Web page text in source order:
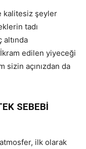
kalitesiz şeyler
tadı
altında
edilen yiyeceği
sizin açınızdan da
SEBEBİ
ilk olarak